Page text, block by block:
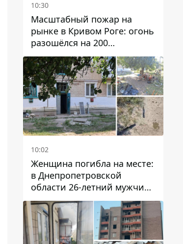
10:30
Масштабный пожар на
рынке в Кривом Роге: огонь
разошёлся на 200
квадратных метров
10:02
Женщина погибла на месте:
в Днепропетровской
области 26-летний мужчина
избил трех человек
металлическим предметом